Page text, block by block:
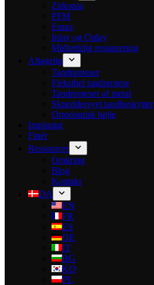
Zirkonia
PFM
Emax
Inlay og Onlay
Midlertidig restaurering
Aftagelig
Tandproteser
Fleksibel tandprotese
Tandproteser af metal
Skræddersyet tandbeskytter
Ortodontisk bøjle
Implantat
Finér
Ressourcer
Omkring
Blog
Kontakt
DA
EN
FR
ES
DE
IT
BG
KO
PL